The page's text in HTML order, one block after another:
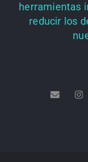
herramientas
reducir los